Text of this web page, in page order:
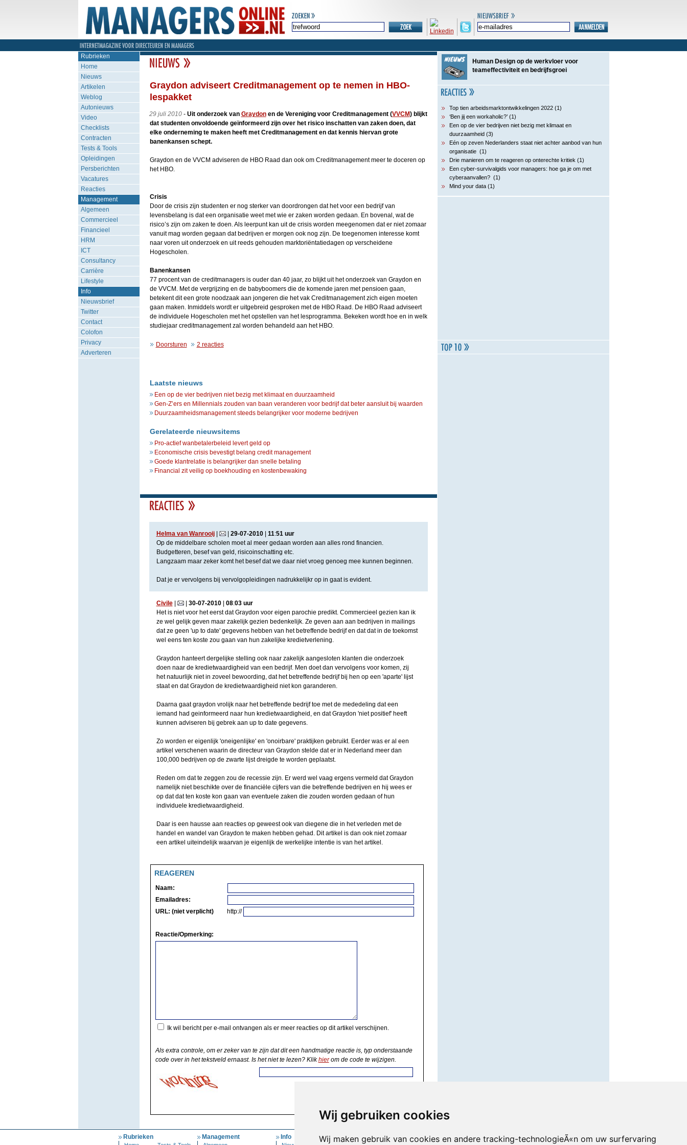
Wij gebruiken cookies
Wij maken gebruik van cookies en andere tracking-technologieÃ«n om uw surfervaring
Rubrieken
Home
Nieuws
Artikelen
Weblog
Autonieuws
Video
Checklists
Contracten
Tests & Tools
Opleidingen
Persberichten
Vacatures
Reacties
Management
Algemeen
Commercieel
Financieel
HRM
ICT
Consultancy
Carrière
Lifestyle
Info
Nieuwsbrief
Twitter
Contact
Colofon
Privacy
Adverteren
Graydon adviseert Creditmanagement op te nemen in HBO-
lespakket
29 juli 2010- Uit onderzoek van Graydonen de Vereniging voor Creditmanagement (VVCM) blijkt
dat studenten onvoldoende geïnformeerd zijn over het risico inschatten van zaken doen, dat
elke onderneming te maken heeft met Creditmanagement en dat kennis hiervan grote
banenkansen schept.
Graydon en de VVCM adviseren de HBO Raad dan ook om Creditmanagement meer te doceren op
het HBO.
Crisis
Door de crisis zijn studenten er nog sterker van doordrongen dat het voor een bedrijf van
levensbelang is dat een organisatie weet met wie er zaken worden gedaan. En bovenal, wat de
risico’s zijn om zaken te doen. Als leerpunt kan uit de crisis worden meegenomen dat er niet zomaar
vanuit mag worden gegaan dat bedrijven er morgen ook nog zijn. De toegenomen interesse komt
naar voren uit onderzoek en uit reeds gehouden marktoriëntatiedagen op verscheidene
Hogescholen.
Banenkansen
77 procent van de creditmanagers is ouder dan 40 jaar, zo blijkt uit het onderzoek van Graydon en
de VVCM. Met de vergrijzing en de babyboomers die de komende jaren met pensioen gaan,
betekent dit een grote noodzaak aan jongeren die het vak Creditmanagement zich eigen moeten
gaan maken. Inmiddels wordt er uitgebreid gesproken met de HBO Raad. De HBO Raad adviseert
de individuele Hogescholen met het opstellen van het lesprogramma. Bekeken wordt hoe en in welk
studiejaar creditmanagement zal worden behandeld aan het HBO.
Doorsturen 2 reacties
Laatste nieuws
Een op de vier bedrijven niet bezig met klimaat en duurzaamheid
Gen-Z’ers en Millennials zouden van baan veranderen voor bedrijf dat beter aansluit bij waarden
Duurzaamheidsmanagement steeds belangrijker voor moderne bedrijven
Gerelateerde nieuwsitems
Pro-actief wanbetalerbeleid levert geld op
Economische crisis bevestigt belang credit management
Goede klantrelatie is belangrijker dan snelle betaling
Financial zit veilig op boekhouding en kostenbewaking
Helma van Wanrooij| | 29-07-2010| 11:51 uur
Op de middelbare scholen moet al meer gedaan worden aan alles rond financien.
Budgetteren, besef van geld, risicoinschatting etc.
Langzaam maar zeker komt het besef dat we daar niet vroeg genoeg mee kunnen beginnen.
Dat je er vervolgens bij vervolgopleidingen nadrukkelijkr op in gaat is evident.
Civile| | 30-07-2010| 08:03 uur
Het is niet voor het eerst dat Graydon voor eigen parochie predikt. Commercieel gezien kan ik
ze wel gelijk geven maar zakelijk gezien bedenkelijk. Ze geven aan aan bedrijven in mailings
dat ze geen 'up to date' gegevens hebben van het betreffende bedrijf en dat dat in de toekomst
wel eens ten koste zou gaan van hun zakelijke kredietverlening.
Graydon hanteert dergelijke stelling ook naar zakelijk aangesloten klanten die onderzoek
doen naar de kredietwaardigheid van een bedrijf. Men doet dan vervolgens voor komen, zij
het natuurlijk niet in zoveel bewoording, dat het betreffende bedrijf bij hen op een 'aparte' lijst
staat en dat Graydon de kredietwaardigheid niet kon garanderen.
Daarna gaat graydon vrolijk naar het betreffende bedrijf toe met de mededeling dat een
iemand had geinformeerd naar hun kredietwaardigheid, en dat Graydon 'niet positief' heeft
kunnen adviseren bij gebrek aan up to date gegevens.
Zo worden er eigenlijk 'oneigenlijke' en 'onoirbare' praktijken gebruikt. Eerder was er al een
artikel verschenen waarin de directeur van Graydon stelde dat er in Nederland meer dan
100,000 bedrijven op de zwarte lijst dreigde te worden geplaatst.
Reden om dat te zeggen zou de recessie zijn. Er werd wel vaag ergens vermeld dat Graydon
namelijk niet beschikte over de financiële cijfers van die betreffende bedrijven en hij wees er
op dat dat ten koste kon gaan van eventuele zaken die zouden worden gedaan of hun
individuele kredietwaardigheid.
Daar is een hausse aan reacties op geweest ook van diegene die in het verleden met de
handel en wandel van Graydon te maken hebben gehad. Dit artikel is dan ook niet zomaar
een artikel uiteindelijk waarvan je eigenlijk de werkelijke intentie is van het artikel.
REAGEREN
Naam:
Emailadres:
URL: (niet verplicht)
http://
Reactie/Opmerking:
Ik wil bericht per e-mail ontvangen als er meer reacties op dit artikel verschijnen.
Als extra controle, om er zeker van te zijn dat dit een handmatige reactie is, typ onderstaande
code over in het tekstveld ernaast. Is het niet te lezen? Klikhierom de code te wijzigen.
Human Design op de werkvloer voor
teameffectiviteit en bedrijfsgroei
Top tien arbeidsmarktontwikkelingen 2022 (1)
‘Ben jij een workaholic?’ (1)
Een op de vier bedrijven niet bezig met klimaat en
duurzaamheid (3)
Eén op zeven Nederlanders staat niet achter aanbod van hun
organisatie (1)
Drie manieren om te reageren op onterechte kritiek (1)
Een cyber-survivalgids voor managers: hoe ga je om met
cyberaanvallen? (1)
Mind your data (1)
Rubrieken Management Info Mijn Account